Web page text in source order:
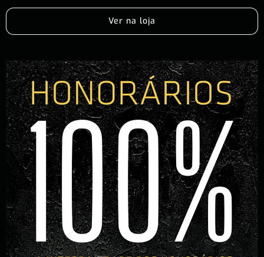
Ver na loja